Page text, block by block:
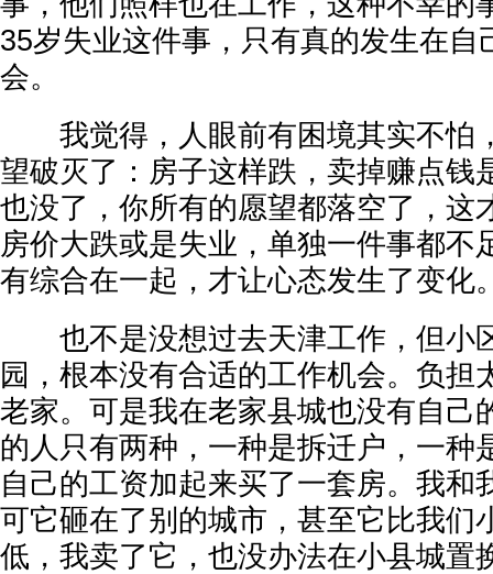
35岁失业这件事，只有真的发生在自
会。
我觉得，人眼前有困境其实不怕
望破灭了：房子这样跌，卖掉赚点钱
也没了，你所有的愿望都落空了，这
房价大跌或是失业，单独一件事都不
有综合在一起，才让心态发生了变化
也不是没想过去天津工作，但小
园，根本没有合适的工作机会。负担
老家。可是我在老家县城也没有自己
的人只有两种，一种是拆迁户，一种
自己的工资加起来买了一套房。我和
可它砸在了别的城市，甚至它比我们
低，我卖了它，也没办法在小县城置